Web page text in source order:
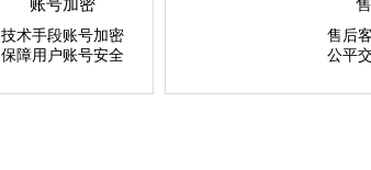
账号加密
技术手段账号加密
保障用户账号安全
售后
公平